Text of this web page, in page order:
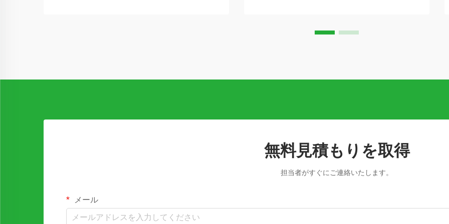
無料見積もりを取得
担当者がすぐにご連絡いたします。
メール